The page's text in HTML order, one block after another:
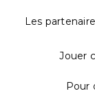
Les
Jouer
Pour